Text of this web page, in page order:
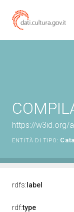
https://w3id.org/
ENTITÀ DI TIPO:
rdfs: label
rdf:type